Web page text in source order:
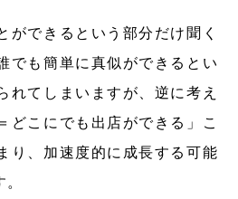
ができるという部分だけ聞く
でも簡単に真似ができるとい
れてしまいますが、逆に考え
どこにでも出店ができる」こ
り、加速度的に成長する可能